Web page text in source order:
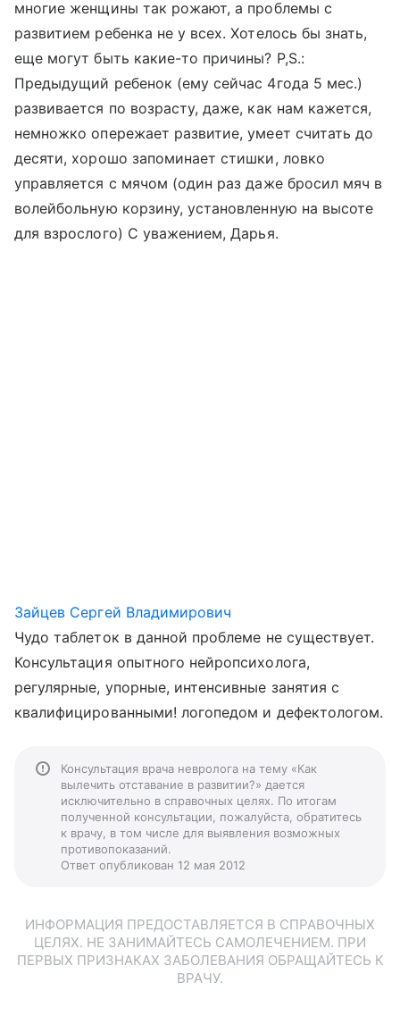
многие женщины так рожают, а проблемы с
развитием ребенка не у всех. Хотелось бы знать,
еще могут быть какие-то причины? P,S.:
Предыдущий ребенок (ему сейчас 4года 5 мес.)
развивается по возрасту, даже, как нам кажется,
немножко опережает развитие, умеет считать до
десяти, хорошо запоминает стишки, ловко
управляется с мячом (один раз даже бросил мяч в
волейбольную корзину, установленную на высоте
для взрослого) С уважением, Дарья.
Зайцев Сергей Владимирович
Чудо таблеток в данной проблеме не существует.
Консультация опытного нейропсихолога,
регулярные, упорные, интенсивные занятия с
квалифицированными! логопедом и дефектологом.
Консультация врача невролога на тему «Как
вылечить отставание в развитии?» дается
исключительно в справочных целях. По итогам
полученной консультации, пожалуйста, обратитесь
к врачу, в том числе для выявления возможных
противопоказаний.
Ответ опубликован 12 мая 2012
ИНФОРМАЦИЯ ПРЕДОСТАВЛЯЕТСЯ В СПРАВОЧНЫХ
ЦЕЛЯХ. НЕ ЗАНИМАЙТЕСЬ САМОЛЕЧЕНИЕМ. ПРИ
ПЕРВЫХ ПРИЗНАКАХ ЗАБОЛЕВАНИЯ ОБРАЩАЙТЕСЬ К
ВРАЧУ.